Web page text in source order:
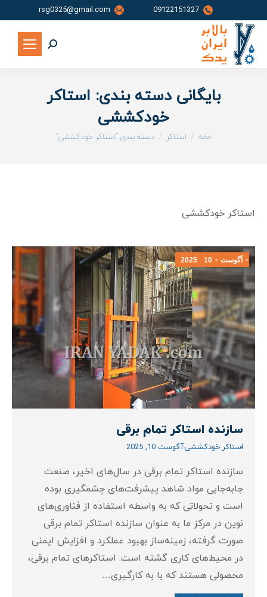
09122151327
rsg0325@gmail.com
جستجو:
بایگانی دسته بندی: استاکر
خودکششی
شما اینجا هستید:
خانه استاکر دسته بندی "استاکر خودکششی"
استاکر خودکششی
آگوست 10
2025
سازنده استاکر تمام برقی
استاکر خودکششیآگوست 10, 2025
سازنده استاکر تمام برقی در سال‌های اخیر، صنعت
جابه‌جایی مواد شاهد پیشرفت‌های چشمگیری بوده
است و تحولاتی که به واسطه استفاده از فناوری‌های
نوین در مرکز ما به عنوان سازنده استاکر تمام برقی
صورت گرفته، زمینه‌ساز بهبود عملکرد و افزایش ایمنی
در محیط‌های کاری گشته است. استاکرهای تمام برقی،
محصولی هستند که با به کارگیری…